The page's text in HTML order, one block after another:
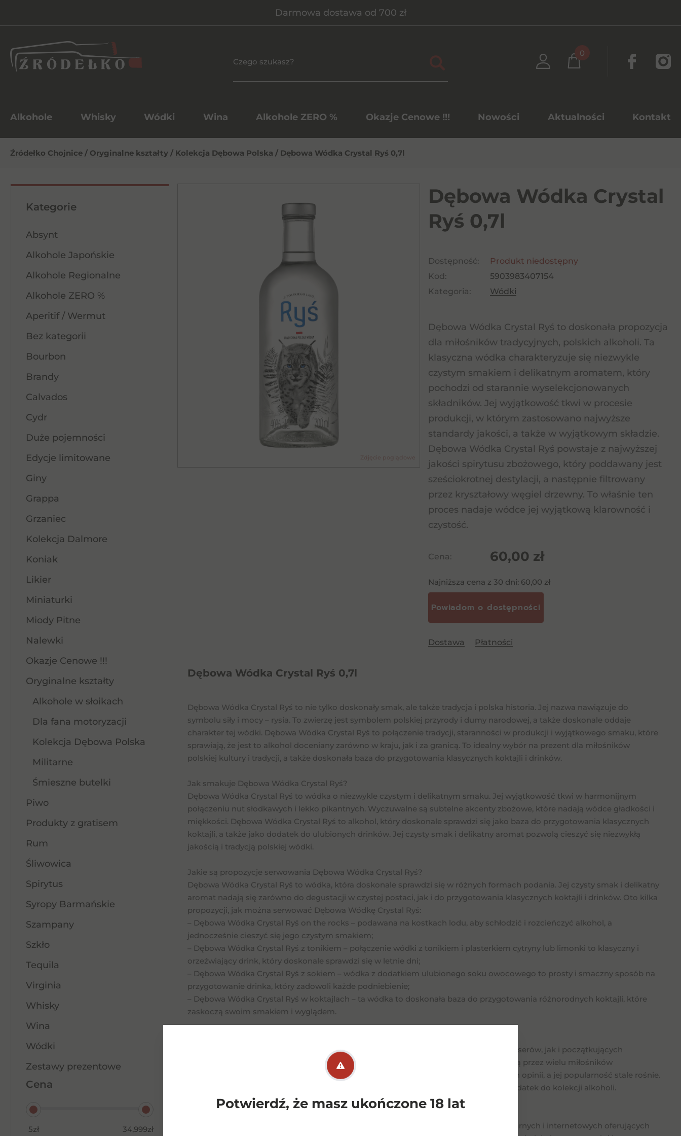
Potwierdź, że masz ukończone 18 lat
Darmowa dostawa od 700 zł
0
Alkohole Whisky Wódki Wina Alkohole ZERO % Okazje Cenowe !!! Nowości Aktualności Kontakt
Źródełko Chojnice / Oryginalne kształty / Kolekcja Dębowa Polska / Dębowa Wódka Crystal Ryś 0,7l
Kategorie
Absynt
Alkohole Japońskie
Alkohole Regionalne
Alkohole ZERO %
Aperitif / Wermut
Bez kategorii
Bourbon
Brandy
Calvados
Cydr
Duże pojemności
Edycje limitowane
Giny
Grappa
Grzaniec
Kolekcja Dalmore
Koniak
Likier
Miniaturki
Miody Pitne
Nalewki
Okazje Cenowe !!!
Oryginalne kształty
Alkohole w słoikach
Dla fana motoryzacji
Kolekcja Dębowa Polska
Militarne
Śmieszne butelki
Piwo
Produkty z gratisem
Rum
Śliwowica
Spirytus
Syropy Barmańskie
Szampany
Szkło
Tequila
Virginia
Whisky
Wina
Wódki
Zestawy prezentowe
Cena
5zł 34,999zł
Dębowa Wódka Crystal
Ryś 0,7l
Dostępność:
Produkt niedostępny
Kod:
5903983407154
Kategoria:
Wódki
Dębowa Wódka Crystal Ryś to doskonała propozycja
dla miłośników tradycyjnych, polskich alkoholi. Ta
klasyczna wódka charakteryzuje się niezwykle
czystym smakiem i delikatnym aromatem, który
pochodzi od starannie wyselekcjonowanych
składników. Jej wyjątkowość tkwi w procesie
produkcji, w którym zastosowano najwyższe
standardy jakości, a także w wyjątkowym składzie.
Dębowa Wódka Crystal Ryś powstaje z najwyższej
jakości spirytusu zbożowego, który poddawany jest
sześciokrotnej destylacji, a następnie filtrowany
przez kryształowy węgiel drzewny. To właśnie ten
proces nadaje wódce jej wyjątkową klarowność i
czystość.
Cena: 60,00 zł
Najniższa cena z 30 dni: 60,00 zł
Dostawa Płatności
Dębowa Wódka Crystal Ryś 0,7l
Dębowa Wódka Crystal Ryś to nie tylko doskonały smak, ale także tradycja i polska historia. Jej nazwa nawiązuje do
symbolu siły i mocy – rysia. To zwierzę jest symbolem polskiej przyrody i dumy narodowej, a także doskonale oddaje
charakter tej wódki. Dębowa Wódka Crystal Ryś to połączenie tradycji, staranności w produkcji i wyjątkowego smaku, które
sprawiają, że jest to alkohol doceniany zarówno w kraju, jak i za granicą. To idealny wybór na prezent dla miłośników
polskiej kultury i tradycji, a także doskonała baza do przygotowania klasycznych koktajli i drinków.
Jak smakuje Dębowa Wódka Crystal Ryś?
Dębowa Wódka Crystal Ryś to wódka o niezwykle czystym i delikatnym smaku. Jej wyjątkowość tkwi w harmonijnym
połączeniu nut słodkawych i lekko pikantnych. Wyczuwalne są subtelne akcenty zbożowe, które nadają wódce gładkości i
miękkości. Dębowa Wódka Crystal Ryś to alkohol, który doskonale sprawdzi się jako baza do przygotowania klasycznych
koktajli, a także jako dodatek do ulubionych drinków. Jej czysty smak i delikatny aromat pozwolą cieszyć się niezwykłą
jakością i tradycją polskiej wódki.
Jakie są propozycje serwowania Dębowa Wódka Crystal Ryś?
Dębowa Wódka Crystal Ryś to wódka, która doskonale sprawdzi się w różnych formach podania. Jej czysty smak i delikatny
aromat nadają się zarówno do degustacji w czystej postaci, jak i do przygotowania klasycznych koktajli i drinków. Oto kilka
propozycji, jak można serwować Dębowa Wódkę Crystal Ryś:
– Dębowa Wódka Crystal Ryś on the rocks – podawana na kostkach lodu, aby schłodzić i rozcieńczyć alkohol, a
jednocześnie cieszyć się jego czystym smakiem;
– Dębowa Wódka Crystal Ryś z tonikiem – połączenie wódki z tonikiem i plasterkiem cytryny lub limonki to klasyczny i
orzeźwiający drink, który doskonale sprawdzi się w letnie dni;
– Dębowa Wódka Crystal Ryś z sokiem – wódka z dodatkiem ulubionego soku owocowego to prosty i smaczny sposób na
przygotowanie drinka, który zadowoli każde podniebienie;
– Dębowa Wódka Crystal Ryś w koktajlach – ta wódka to doskonała baza do przygotowania różnorodnych koktajli, które
zaskoczą swoim smakiem i wyglądem.
Dębowa Wódka Crystal Ryś to alkohol, który cieszy się uznaniem zarówno wśród koneserów, jak i początkujących
smakoszy. Jego niezwykle czysty smak, delikatny aromat i wysoka jakość doceniane są przez wielu miłośników
tradycyjnych, polskich alkoholi. Dębowa Wódka Crystal Ryś zdobyła wiele pozytywnych opinii, a jej popularność stale rośnie.
To wódka, która doskonale sprawdzi się jako prezent dla bliskiej osoby, a także jako dodatek do kolekcji alkoholi.
Gdzie kupić Dębowa Wódkę Crystal Ryś?
Dębowa Wódka Crystal Ryś to alkohol, który można znaleźć w wielu sklepach stacjonarnych i internetowych oferujących